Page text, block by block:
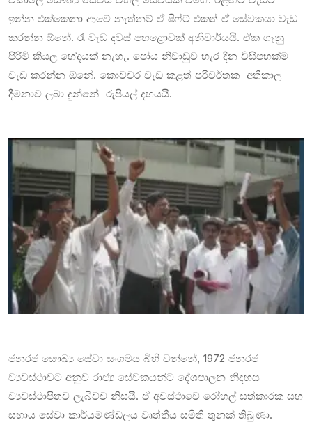
ඉන්න එක්කෙනා ආවේ නැත්නම් ඒ ෂිෆ්ට් එකත් ඒ සේවකයා වැඩ
කරන්න ඕනේ. රෑ වැඩ දවස් පහළොවක් අනිවාර්යයි. ඒක ගෑනු
පිරිමි කියල භේදයක් නැහැ. පෝය නිවාඩුව හැර දින විසිපහක්ම
වැඩ කරන්න ඕනේ. කොච්චර වැඩ කළත් පරිවර්තක අතිකාල
දීමනාව ලබා දුන්නේ රුපියල් දහයයි.
ජනරජ සෞඛ්‍ය සේවා සංගමය බිහි වන්නේ, 1972 ජනරජ
ව්‍යවස්ථාවට අනුව රාජ්‍ය සේවකයන්ට දේශපාලන නිදහස
ව්‍යවස්ථාපිතව ලැබිච්ච නිසයි. ඒ අවස්ථාවේ රෝහල් සත්කාරක සහ
සහාය සේවා කාර්යමණ්ඩලය වෘත්තීය සමිති තුනක් තිබුණා.